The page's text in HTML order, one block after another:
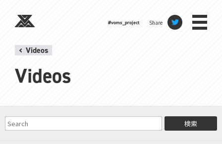
#voms_project Share
Videos
Videos
検索